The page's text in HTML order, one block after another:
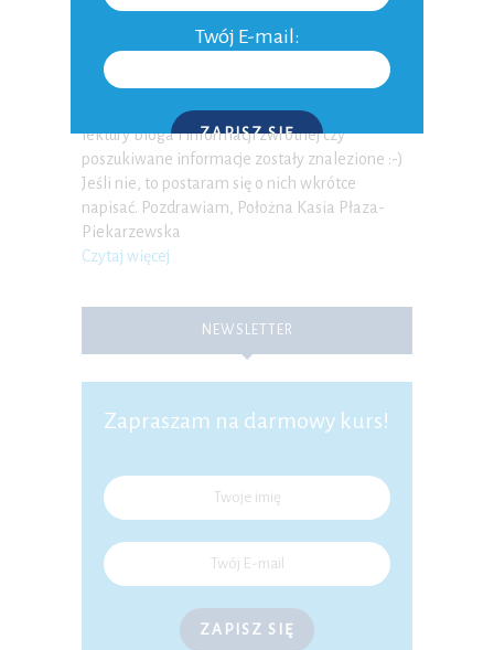
Na co dzień pracuję ze "świeżo" upieczonymi
mamami i noworodkami :-) Zapraszam do
lektury bloga i informacji zwrotnej czy
poszukiwane informacje zostały znalezione :-)
Jeśli nie, to postaram się o nich wkrótce
napisać. Pozdrawiam, Położna Kasia Płaza-
Piekarzewska
Czytaj więcej
NEWSLETTER
Zapraszam na darmowy kurs!
ZAPISZ SIĘ
Twój E-mail:
ZAPISZ SIĘ
P.S. W każdej chwili możesz wypisać się z kursu.